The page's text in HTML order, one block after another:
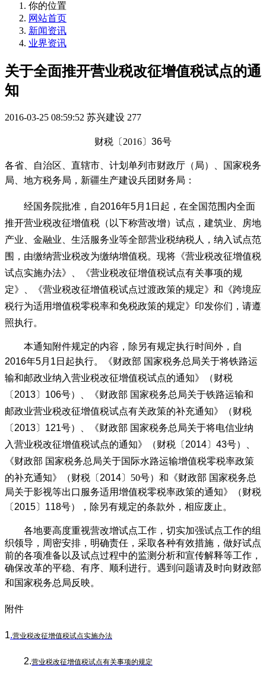
你的位置
网站首页
新闻资讯
业界资讯
关于全面推开营业税改征增值税试点的通
知
2016-03-25 08:59:52 苏兴建设 277
财税〔 2016〕 36号
各省、自治区、直辖市、计划单列市财政厅（局）、国家税务
局、地方税务局，新疆生产建设兵团财务局：
经国务院批准，自2016年5月 1 日起，在全国范围内全面
推开营业税改征增值税（以下称营改增）试点，建筑业、房地
产业、金融业、生活服务业等全部营业税纳税人，纳入试点范
围，由缴纳营业税改为缴纳增值税。现将《营业税改征增值税
试点实施办法》、《营业税改征增值税试点有关事项的规
定》、《营业税改征增值税试点过渡政策的规定》和《跨境应
税行为适用增值税零税率和免税政策的规定》印发你们，请遵
照执行。
本通知附件规定的内容，除另有规定执行时间外，自
2016年5月 1 日起执行。《财政部 国家税务总局关于将铁路运
输和邮政业纳入营业税改征增值税试点的通知》（财税
〔 2013〕 106号）、《财政部 国家税务总局关于铁路运输和
邮政业营业税改征增值税试点有关政策的补充通知》（财税
〔 2013〕 121号）、《财政部 国家税务总局关于将电信业纳
入营业税改征增值税试点的通知》（财税〔 2014〕 43号）、
《财政部 国家税务总局关于国际水路运输增值税零税率政策
的补充通知》（财税〔 2014〕 50号）和《财政部 国家税务总
局关于影视等出口服务适用增值税零税率政策的通知》（财税
〔 2015〕 118号），除另有规定的条款外，相应废止。
各地要高度重视营改增试点工作，切实加强试点工作的组
织领导，周密安排，明确责任，采取各种有效措施，做好试点
前的各项准备以及试点过程中的监测分析和宣传解释等工作，
确保改革的平稳、有序、顺利进行。遇到问题请及时向财政部
和国家税务总局反映。
附件
1.营业税改征增值税试点实施办法
2.营业税改征增值税试点有关事项的规定